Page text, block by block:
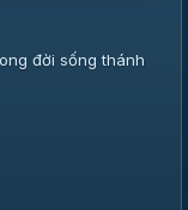
đời sống thánh